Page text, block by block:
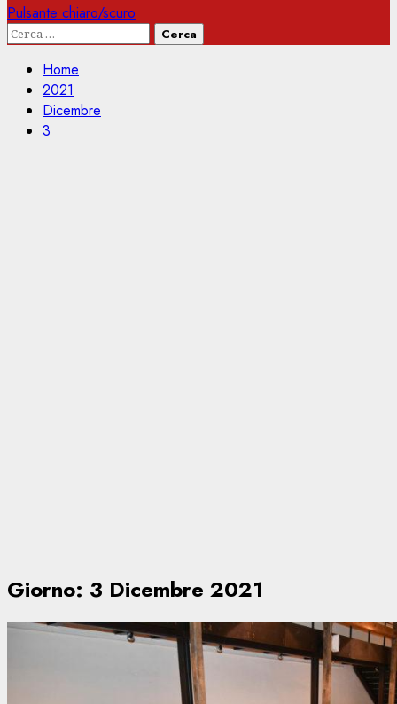
Pulsante chiaro/scuro
Ricerca
Home
2021
Dicembre
3
Giorno: 3 Dicembre 2021